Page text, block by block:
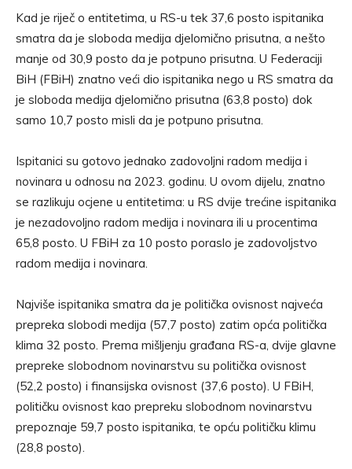
Kad je riječ o entitetima, u RS-u tek 37,6 posto ispitanika
smatra da je sloboda medija djelomično prisutna, a nešto
manje od 30,9 posto da je potpuno prisutna. U Federaciji
BiH (FBiH) znatno veći dio ispitanika nego u RS smatra da
je sloboda medija djelomično prisutna (63,8 posto) dok
samo 10,7 posto misli da je potpuno prisutna.
Ispitanici su gotovo jednako zadovoljni radom medija i
novinara u odnosu na 2023. godinu. U ovom dijelu, znatno
se razlikuju ocjene u entitetima: u RS dvije trećine ispitanika
je nezadovoljno radom medija i novinara ili u procentima
65,8 posto. U FBiH za 10 posto poraslo je zadovoljstvo
radom medija i novinara.
Najviše ispitanika smatra da je politička ovisnost najveća
prepreka slobodi medija (57,7 posto) zatim opća politička
klima 32 posto. Prema mišljenju građana RS-a, dvije glavne
prepreke slobodnom novinarstvu su politička ovisnost
(52,2 posto) i finansijska ovisnost (37,6 posto). U FBiH,
političku ovisnost kao prepreku slobodnom novinarstvu
prepoznaje 59,7 posto ispitanika, te opću političku klimu
(28,8 posto).